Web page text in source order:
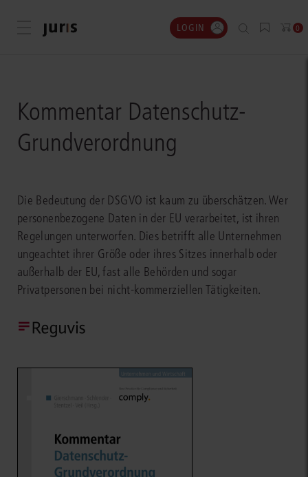
Menü öffnen LOGIN 0
Kommentar Datenschutz-
Grundverordnung
Die Bedeutung der DSGVO ist kaum zu überschätzen. Wer
personenbezogene Daten in der EU verarbeitet, ist ihren
Regelungen unterworfen. Dies betrifft alle Unternehmen
ungeachtet ihrer Größe oder ihres Sitzes innerhalb oder
außerhalb der EU, fast alle Behörden und sogar
Privatpersonen bei nicht-kommerziellen Tätigkeiten.